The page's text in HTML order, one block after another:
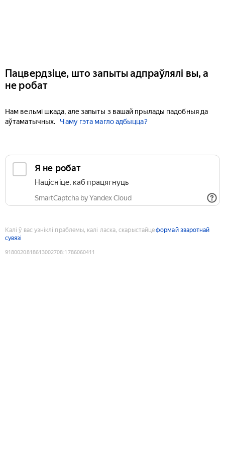
Пацвердзіце, што запыты адпраўлялі вы, а
не робат
Нам вельмі шкада, але запыты з вашай прылады падобныя да
аўтаматычных.
Чаму гэта магло адбыцца?
Я не робат
Націсніце, каб працягнуць
SmartCaptcha by Yandex Cloud
Калі ў вас узніклі праблемы, калі ласка, скарыстайцеформай зваротнай
сувязі
9180020818613002708:1786060411